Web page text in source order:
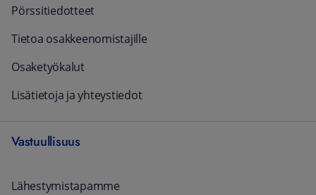
Pörssitiedotteet
Tietoa osakkeenomistajille
Osaketyökalut
Lisätietoja ja yhteystiedot
Vastuullisuus
Lähestymistapamme